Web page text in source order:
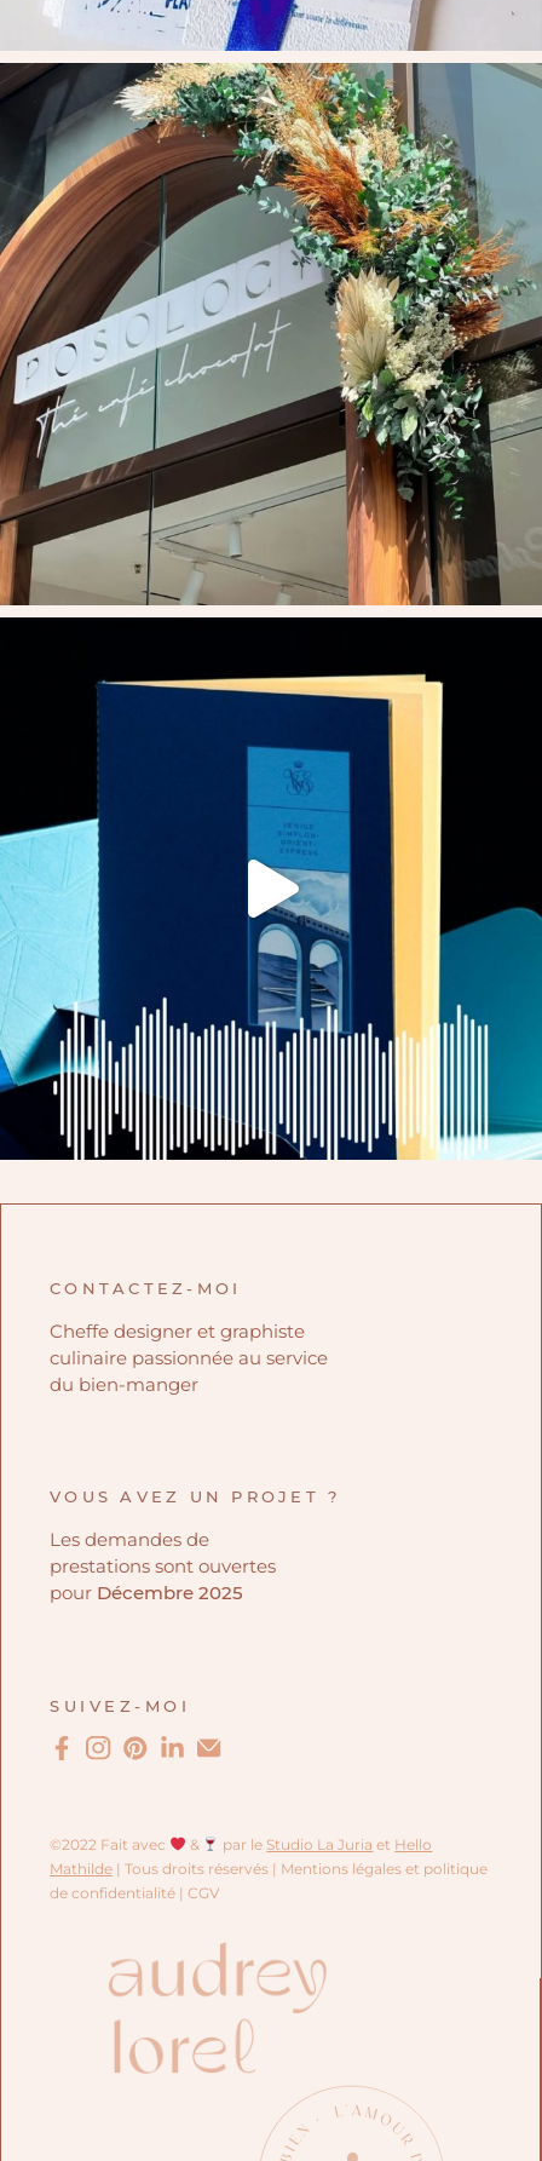
CONTACTEZ-MOI
Cheffe designer et graphiste
culinaire passionnée au service
du bien-manger
VOUS AVEZ UN PROJET ?
Les demandes de
prestations sont ouvertes
pour Décembre 2025
SUIVEZ-MOI
©2022 Fait avec & par le Studio La Juria et Hello
Mathilde | Tous droits réservés | Mentions légales et politique
de confidentialité | CGV